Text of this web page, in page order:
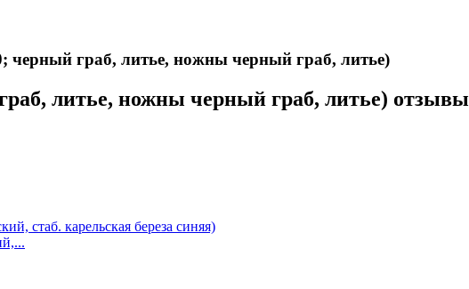
черный граб, литье, ножны черный граб, литье)
литье, ножны черный граб, литье) отзывы